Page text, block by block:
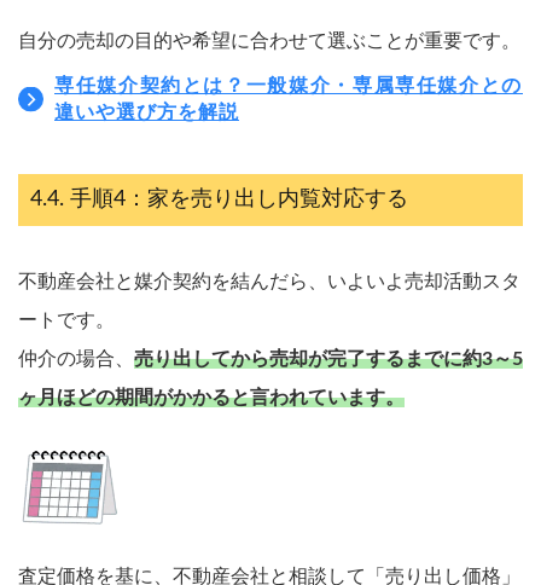
自分の売却の目的や希望に合わせて選ぶことが重要です。
専任媒介契約とは？一般媒介・専属専任媒介との
違いや選び方を解説
手順4：家を売り出し内覧対応する
不動産会社と媒介契約を結んだら、いよいよ売却活動スタ
ートです。
仲介の場合、 売り出してから売却が完了するまでに約3～5
ヶ月ほどの期間がかかると言われています。
査定価格を基に、不動産会社と相談して「売り出し価格」